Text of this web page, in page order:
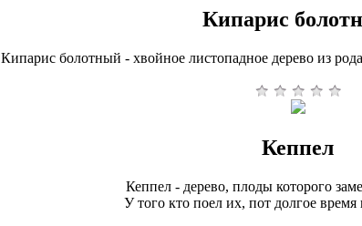
Кипарис
Кипарис болотный - хвойное листопадное дерево из
Кеппел
Кеппел - дерево, плоды которого
У того кто поел их, пот долгое